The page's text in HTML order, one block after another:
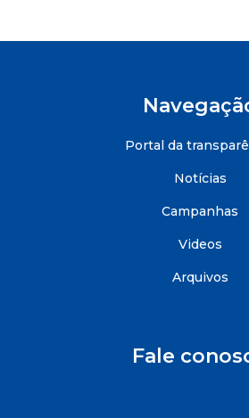
Portal da
Notícias
Campanhas
Videos
Arquivos
Fale